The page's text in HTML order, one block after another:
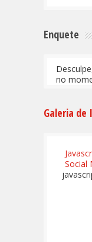
Enquete
no
Galeria de
Social